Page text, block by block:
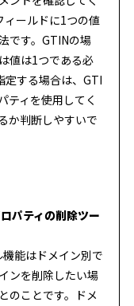
ィールドに1つの値
です。GTINの場
値は1つである必
定する場合は、GTI
ティを使用してく
か判断しやすいで
パティの削除ツー
能はドメイン別で
ンを削除したい場
のことです。ドメ